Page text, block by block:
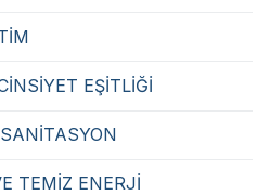
EŞİTLİĞİ
TEMİZ ENERJİ